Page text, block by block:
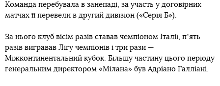
Команда перебувала в занепаді, за участь у договірних
матчах її перевели в другий дивізіон («Серія Б»).
За нього клуб вісім разів ставав чемпіоном Італії, пʼять
разів вигравав Лігу чемпіонів і три рази —
Міжконтинентальний кубок. Більшу частину цього періоду
генеральним директором «Мілана» був Адріано Галліані.